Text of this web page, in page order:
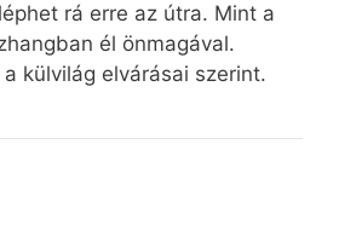
rá erre az útra. Mint a
él önmagával.
külvilág elvárásai szerint.